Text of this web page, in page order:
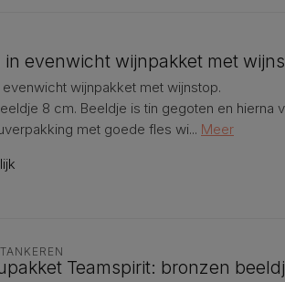
in evenwicht wijnpakket met
evenwicht wijnpakket met wijnstop.
8 cm. Beeldje is tin gegoten en hierna
met goede fles wi... Meer
Teamspirit: bronzen